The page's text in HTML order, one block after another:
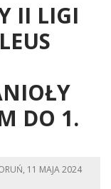
II LIGI
DO 1.
11 MAJA 2024